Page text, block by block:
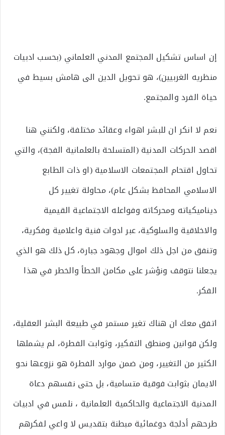
إن اساس تشكيل المجتمع المدني العلماني (بحسب ادبيات
منظريه الغربيين)، هو تحويل الدين الى هامش بسيط في
حياة الفرد والمجتمع.
نعم لا انكر ان للبشر اهواء وعقائد مختلفة، ولكنني هنا
اقصد الحركات المدنية (المتسلحة بالعلمانية الفجة)، والتي
تحاول اقتحام المجتمعات الاسلامية (او ذات الطابع
الاسلامي المحافظ بشكل عام)، محاولة تغيير كل
ديناميكياته ومحركاته وفواعله الاجتماعية القيمية
والاخلاقية والسلوكية، عبر ادوات فنية واعلامية وفكرية،
وتنفق من اجل ذلك اموال وجهود جبارة، كل ذلك هو الذي
يجعلنا نتوقف ونؤشر على مكامن الخطأ والخطر في هذا
الفكر.
اتفق معك ان هناك تغير مستمر في طبيعة البشر العقلية،
ولكن قوانين ومنطق التفكير، وثوابت الفطرة، لم يشملها
الكثير من التغيير، ومن ضمن موارد الفطرة هو نزوعها نحو
الايمان بثوابت فوقية متسامية، بل حتى نفسهم دعاة
المدنية الاجتماعية والحاكمية العلمانية ، نلمس في ادبيات
طرحهم أدلجة دوغمائية مبطنة بتقديس لا واعي لفكرهم